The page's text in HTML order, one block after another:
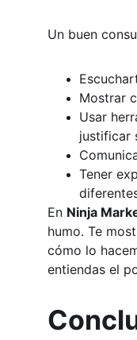
Un buen
Mostrar
Usar
justificar
Tener
En Ninja
humo. Te
cómo lo
entiendas el